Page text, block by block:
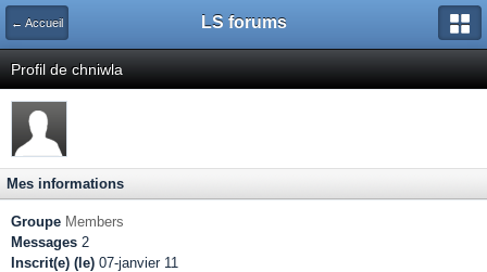
← Accueil LS forums
Profil de chniwla
Mes informations
Groupe Members
Messages 2
Inscrit(e) (le) 07-janvier 11